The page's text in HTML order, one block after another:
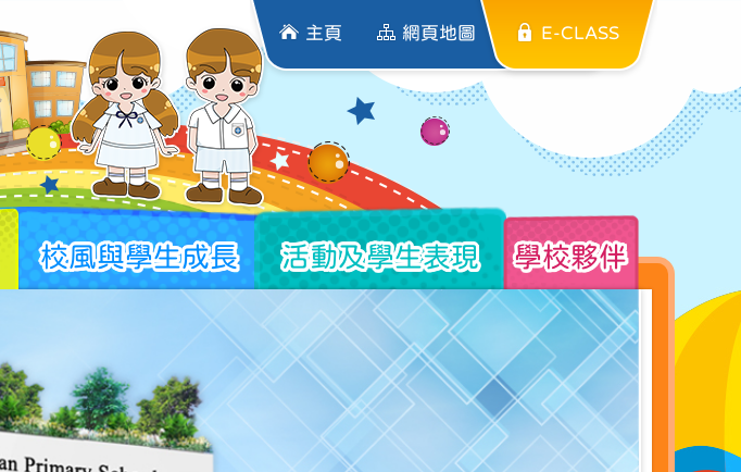
E-CLASS
網頁地圖
主頁
校風與學生成長 活動及學生表現 學校夥伴